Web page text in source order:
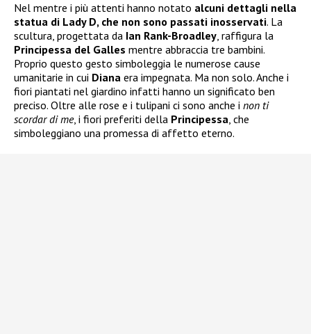
Nel mentre i più attenti hanno notato alcuni dettagli nella
statua di Lady D, che non sono passati inosservati. La
scultura, progettata da Ian Rank-Broadley, raffigura la
Principessa del Galles mentre abbraccia tre bambini.
Proprio questo gesto simboleggia le numerose cause
umanitarie in cui Diana era impegnata. Ma non solo. Anche i
fiori piantati nel giardino infatti hanno un significato ben
preciso. Oltre alle rose e i tulipani ci sono anche i non ti
scordar di me, i fiori preferiti della Principessa, che
simboleggiano una promessa di affetto eterno.